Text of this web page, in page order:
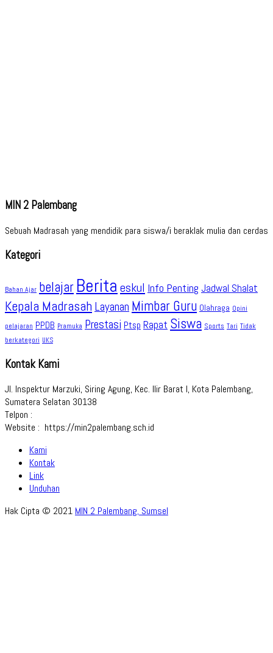
MIN 2 Palembang
Sebuah Madrasah yang mendidik para siswa/i beraklak mulia dan cerdas
Kategori
Bahan Ajar belajar Berita eskul Info Penting Jadwal Shalat
Kepala Madrasah Layanan Mimbar Guru Olahraga Opini
pelajaran PPDB Pramuka Prestasi Ptsp Rapat Siswa Sports Tari Tidak
berkategori UKS
Kontak Kami
Jl. Inspektur Marzuki, Siring Agung, Kec. Ilir Barat I, Kota Palembang,
Sumatera Selatan 30138
Telpon :
Website : https://min2palembang.sch.id
Kami
Kontak
Link
Unduhan
Hak Cipta © 2021 MIN 2 Palembang, Sumsel